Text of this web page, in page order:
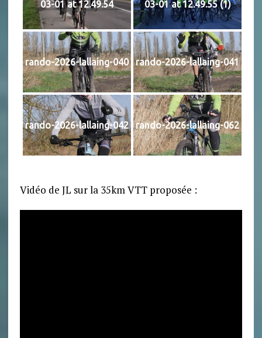
03-01 at 12.49.54
03-01 at 12.49.55 (1)
rando-2026-lallaing-040 rando-2026-lallaing-041
rando-2026-lallaing-042 rando-2026-lallaing-062
Vidéo de JL sur la 35km VTT proposée :